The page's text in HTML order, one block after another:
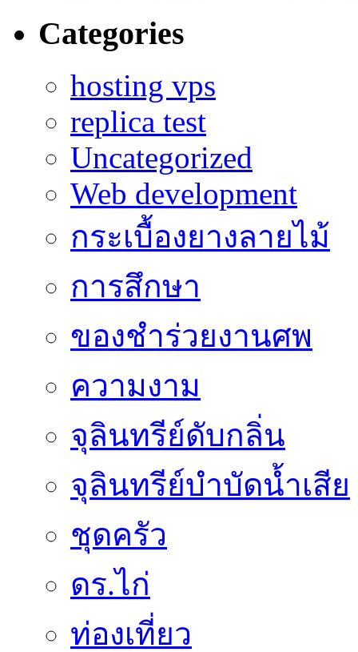
Categories
hosting vps
replica test
Uncategorized
Web development
กระเบื้องยางลายไม้
การสึกษา
ของชำร่วยงานศพ
ความงาม
จุลินทรีย์ดับกลิ่น
จุลินทรีย์บำบัดน้ำเสีย
ชุดครัว
ดร.ไก่
ท่องเที่ยว